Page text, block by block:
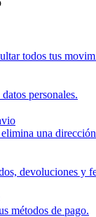
todos tus
personales.
una dirección
devoluciones y
métodos de pago.